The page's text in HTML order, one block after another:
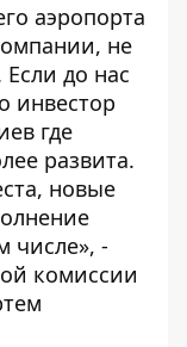
аэропорта
не
до нас
инвестор
где
развита.
новые
числе», -
комиссии